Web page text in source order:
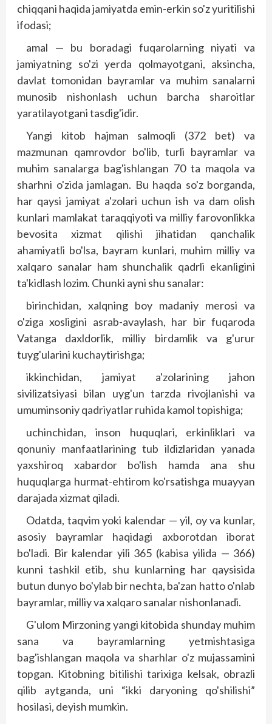
chiqqani haqida jamiyatda emin-erkin so'z yuritilishi
ifodasi;
amal — bu boradagi fuqarolarning niyati va
jamiyatning so'zi yerda qolmayotgani, aksincha,
davlat tomonidan bayramlar va muhim sanalarni
munosib nishonlash uchun barcha sharoitlar
yaratilayotgani tasdig'idir.
Yangi kitob hajman salmoqli (372 bet) va
mazmunan qamrovdor bo'lib, turli bayramlar va
muhim sanalarga bag'ishlangan 70 ta maqola va
sharhni o'zida jamlagan. Bu haqda so'z borganda,
har qaysi jamiyat a'zolari uchun ish va dam olish
kunlari mamlakat taraqqiyoti va milliy farovonlikka
bevosita xizmat qilishi jihatidan qanchalik
ahamiyatli bo'lsa, bayram kunlari, muhim milliy va
xalqaro sanalar ham shunchalik qadrli ekanligini
ta'kidlash lozim. Chunki ayni shu sanalar:
birinchidan, xalqning boy madaniy merosi va
o'ziga xosligini asrab-avaylash, har bir fuqaroda
Vatanga daxldorlik, milliy birdamlik va g'urur
tuyg'ularini kuchaytirishga;
ikkinchidan, jamiyat a'zolarining jahon
sivilizatsiyasi bilan uyg'un tarzda rivojlanishi va
umuminsoniy qadriyatlar ruhida kamol topishiga;
uchinchidan, inson huquqlari, erkinliklari va
qonuniy manfaatlarining tub ildizlaridan yanada
yaxshiroq xabardor bo'lish hamda ana shu
huquqlarga hurmat-ehtirom ko'rsatishga muayyan
darajada xizmat qiladi.
Odatda, taqvim yoki kalendar — yil, oy va kunlar,
asosiy bayramlar haqidagi axborotdan iborat
bo'ladi. Bir kalendar yili 365 (kabisa yilida — 366)
kunni tashkil etib, shu kunlarning har qaysisida
butun dunyo bo'ylab bir nechta, ba'zan hatto o'nlab
bayramlar, milliy va xalqaro sanalar nishonlanadi.
G'ulom Mirzoning yangi kitobida shunday muhim
sana va bayramlarning yetmishtasiga
bag'ishlangan maqola va sharhlar o'z mujassamini
topgan. Kitobning bitilishi tarixiga kelsak, obrazli
qilib aytganda, uni “ikki daryoning qo'shilishi”
hosilasi, deyish mumkin.